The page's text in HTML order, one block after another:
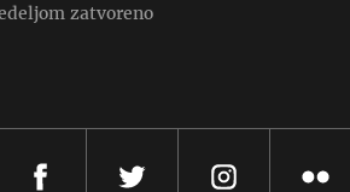
zatvoreno